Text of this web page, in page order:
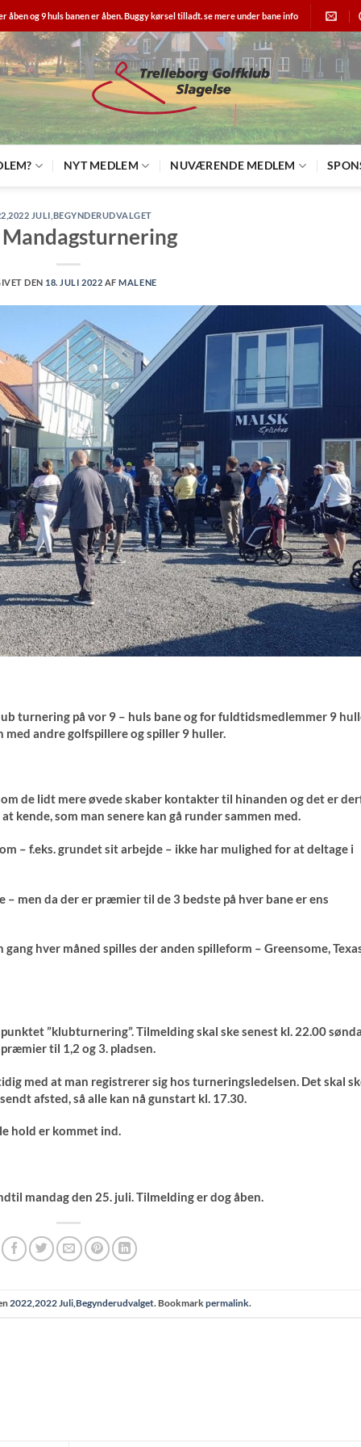
åben og 9 huls banen er åben. Buggy kørsel tilladt. se mere under bane info
NYT MEDLEM NUVÆRENDE MEDLEM
,2022 JULI BEGYNDERUDVALGET
Mandagsturnering
DEN 18. JULI 2022 AFMALENE
turnering på vor 9 – huls bane og for fuldtidsmedlemmer 9
andre golfspillere og spiller 9 huller.
de lidt mere øvede skaber kontakter til hinanden og det er
kende, som man senere kan gå runder sammen med.
– f.eks. grundet sit arbejde – ikke har mulighed for at deltage i
men da der er præmier til de 3 bedste på hver bane er ens
hver måned spilles der anden spilleform – Greensome,
”klubturnering”. Tilmelding skal ske senest kl. 22.00
til 1,2 og 3. pladsen.
med at man registrerer sig hos turneringsledelsen. Det skal
afsted, så alle kan nå gunstart kl. 17.30.
hold er kommet ind.
mandag den 25. juli. Tilmelding er dog åben.
2022,2022 Juli,Begynderudvalget. Bookmarkpermalink.